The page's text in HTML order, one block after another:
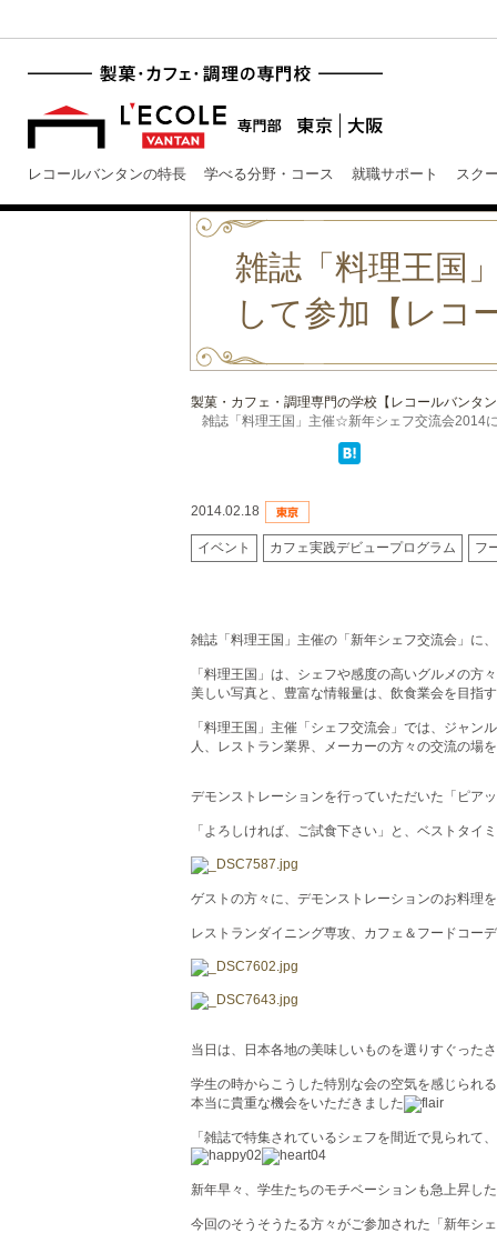
レコールバンタンの特長 学べる分野・コース 就職サポート スク
雑誌「料理王国
して参加【レコ
製菓・カフェ・調理専門の学校【レコールバンタ
雑誌「料理王国」主催☆新年シェフ交流会2014
2014.02.18
イベント カフェ実践デビュープログラム フ
雑誌「料理王国」主催の「新年シェフ交流会」に
「料理王国」は、シェフや感度の高いグルメの方
美しい写真と、豊富な情報量は、飲食業会を目指
「料理王国」主催「シェフ交流会」では、ジャ
人、レストラン業界、メーカーの方々の交流の場
デモンストレーションを行っていただいた「ピア
「よろしければ、ご試食下さい」と、ベストタイ
ゲストの方々に、デモンストレーションのお料理
レストランダイニング専攻、カフェ＆フードコー
当日は、日本各地の美味しいものを選りすぐった
学生の時からこうした特別な会の空気を感じられ
本当に貴重な機会をいただきました
「雑誌で特集されているシェフを間近で見られ
新年早々、学生たちのモチベーションも急上昇し
今回のそうそうたる方々がご参加された「新年シ